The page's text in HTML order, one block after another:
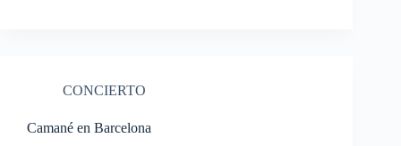
CONCIERTO
Camané en Barcelona